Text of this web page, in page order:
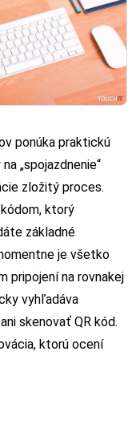
ponúka praktickú
„spojazdnenie“
zložitý proces.
ktorý
základné
je všetko
na rovnakej
vyhľadáva
skenovať QR kód.
ktorú ocení